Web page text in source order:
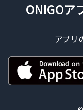
ONIGOア
アプリ